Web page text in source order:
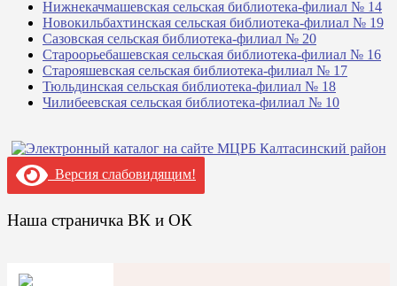
Нижнекачмашевская сельская библиотека-филиал № 14
Новокильбахтинская сельская библиотека-филиал № 19
Сазовская сельская библиотека-филиал № 20
Староорьебашевская сельская библиотека-филиал № 16
Старояшевская сельская библиотека-филиал № 17
Тюльдинская сельская библиотека-филиал № 18
Чилибеевская сельская библиотека-филиал № 10
Версия слабовидящим!
Наша страничка ВК и ОК